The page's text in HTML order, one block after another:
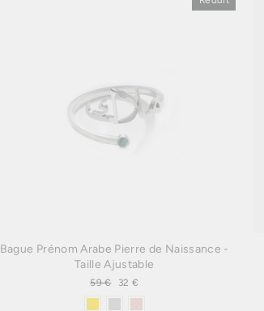
Bague Prénom Arabe Pierre de Naissance -
Taille Ajustable
Prix
59 €
Prix
32 €